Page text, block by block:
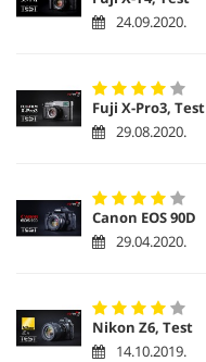
24.09.2020.
Fuji X-Pro3, Test
29.08.2020.
Canon EOS 90D
29.04.2020.
Nikon Z6, Test
14.10.2019.